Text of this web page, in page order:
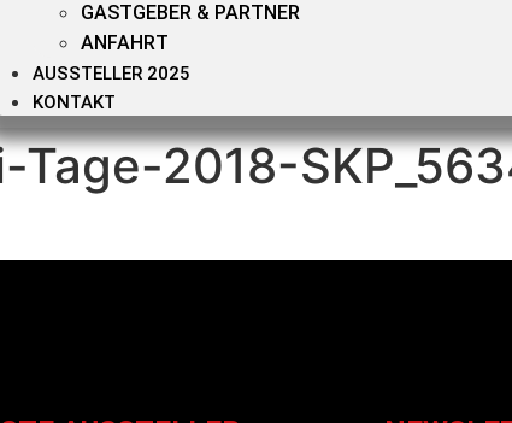
GASTGEBER & PARTNER
ANFAHRT
AUSSTELLER 2025
KONTAKT
2018-